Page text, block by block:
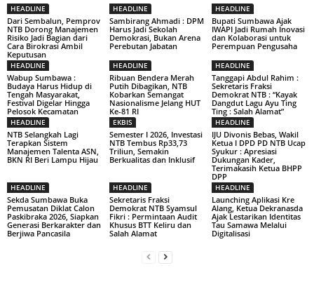
HEADLINE
Dari Sembalun, Pemprov
NTB Dorong Manajemen
Risiko Jadi Bagian dari
Cara Birokrasi Ambil
Keputusan
HEADLINE
Sambirang Ahmadi : DPM
Harus Jadi Sekolah
Demokrasi, Bukan Arena
Perebutan Jabatan
HEADLINE
Bupati Sumbawa Ajak
IWAPI Jadi Rumah Inovasi
dan Kolaborasi untuk
Perempuan Pengusaha
HEADLINE
Wabup Sumbawa :
Budaya Harus Hidup di
Tengah Masyarakat,
Festival Digelar Hingga
Pelosok Kecamatan
HEADLINE
Ribuan Bendera Merah
Putih Dibagikan, NTB
Kobarkan Semangat
Nasionalisme Jelang HUT
Ke-81 RI
HEADLINE
Tanggapi Abdul Rahim :
Sekretaris Fraksi
Demokrat NTB : “Kayak
Dangdut Lagu Ayu Ting
Ting : Salah Alamat”
HEADLINE
NTB Selangkah Lagi
Terapkan Sistem
Manajemen Talenta ASN,
BKN RI Beri Lampu Hijau
EKBIS
Semester I 2026, Investasi
NTB Tembus Rp33,73
Triliun, Semakin
Berkualitas dan Inklusif
HEADLINE
IJU Divonis Bebas, Wakil
Ketua I DPD PD NTB Ucap
Syukur : Apresiasi
Dukungan Kader,
Terimakasih Ketua BHPP
DPP
HEADLINE
Sekda Sumbawa Buka
Pemusatan Diklat Calon
Paskibraka 2026, Siapkan
Generasi Berkarakter dan
Berjiwa Pancasila
HEADLINE
Sekretaris Fraksi
Demokrat NTB Syamsul
Fikri : Permintaan Audit
Khusus BTT Keliru dan
Salah Alamat
HEADLINE
Launching Aplikasi Kre
Alang, Ketua Dekranasda
Ajak Lestarikan Identitas
Tau Samawa Melalui
Digitalisasi